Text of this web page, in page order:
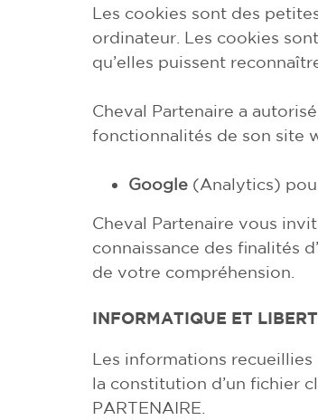
Les cookies sont des
ordinateur. Les cookies
qu’elles puissent
Cheval Partenaire a
fonctionnalités de son site
Google (Analytics)
Cheval Partenaire vous
connaissance des finalités
de votre compréhension.
INFORMATIQUE ET
Les informations recueillies
la constitution d’un fichier
PARTENAIRE.